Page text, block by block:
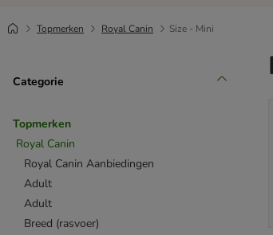
Topmerken Royal Canin Size - Mini
Categorie
Topmerken
Royal Canin
Royal Canin Aanbiedingen
Adult
Adult
Breed (rasvoer)